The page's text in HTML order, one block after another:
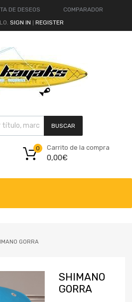
DE DESEOS
COMPARADOR
SIGN IN REGISTER
BUSCAR
Carrito de la compra
0,00€
0
GORRA
SHIMANO
GORRA